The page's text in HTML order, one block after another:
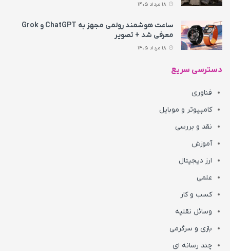
ساعت هوشمند رولمی مجهز به ChatGPT و Grok
معرفی شد + تصویر
دسترسی سریع
فناوری
کامپیوتر و موبایل
نقد و بررسی
آموزش
ارز دیجیتال
علمی
کسب و کار
وسائل نقلیه
بازی و سرگرمی
چند رسانه ای